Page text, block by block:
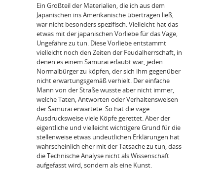
Ein Großteil der Materialien, die ich aus dem
Japanischen ins Amerikanische übertragen ließ,
war nicht besonders spezifisch. Vielleicht hat das
etwas mit der japanischen Vorliebe für das Vage,
Ungefähre zu tun. Diese Vorliebe entstammt
vielleicht noch den Zeiten der Feudalherrschaft, in
denen es einem Samurai erlaubt war, jeden
Normalbürger zu köpfen, der sich ihm gegenüber
nicht erwartungsgemäß verhielt. Der einfache
Mann von der Straße wusste aber nicht immer,
welche Taten, Antworten oder Verhaltensweisen
der Samurai erwartete. So hat die vage
Ausdrucksweise viele Köpfe gerettet. Aber der
eigentliche und vielleicht wichtigere Grund für die
stellenweise etwas undeutlichen Erklärungen hat
wahrscheinlich eher mit der Tatsache zu tun, dass
die Technische Analyse nicht als Wissenschaft
aufgefasst wird, sondern als eine Kunst.